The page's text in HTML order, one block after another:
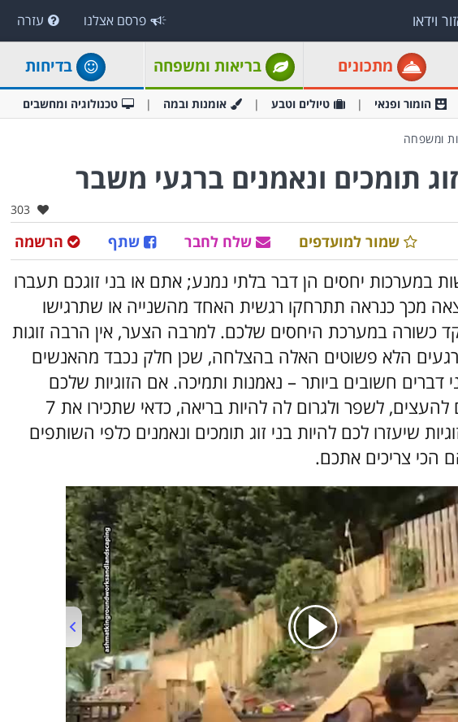
וידאו פרסם אצלנו עזרה
מתכונים בריאות ומשפחה בדיחות
הומור ופנאי טיולים וטבע אומנות ובמה טכנולוגיה ומחשבים
ומשפחה
אהבו:
303
הרשמה שתף שלח לחבר שמור למועדפים
במערכות יחסים הן דבר בלתי נמנע; אתם או בני זוגכם תעברו
מכך כנראה תתרחקו רגשית האחד מהשנייה או שתרגישו
במערכת היחסים שלכם. למרבה הצער, אין הרבה זוגות
הלא פשוטים האלה בהצלחה, שכן חלק נכבד מהאנשים
חשובים ביותר – נאמנות ותמיכה. אם הזוגיות שלכם
חשובה לכם ואתם רוצים להעצים, לשפר ולגרום לה להיות בריאה, כדאי שתכירו את 7
שיעזרו לכם להיות בני זוג תומכים ונאמנים כלפי השותפים
צריכים אתכם.